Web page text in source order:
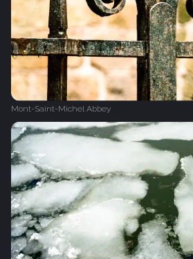
Mont-Saint-Michel Abbey